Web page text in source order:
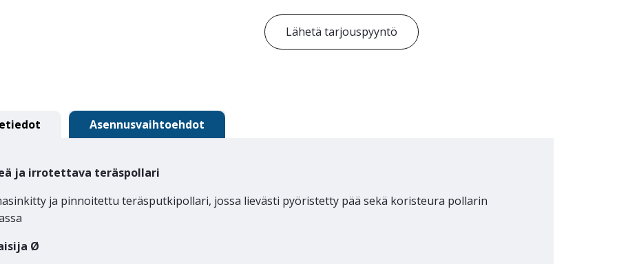
Lähetä tarjouspyyntö
Asennusvaihtoehdot
ja irrotettava teräspollari
ja pinnoitettu teräsputkipollari, jossa lievästi pyöristetty pää sekä koristeura pollarin
Ø